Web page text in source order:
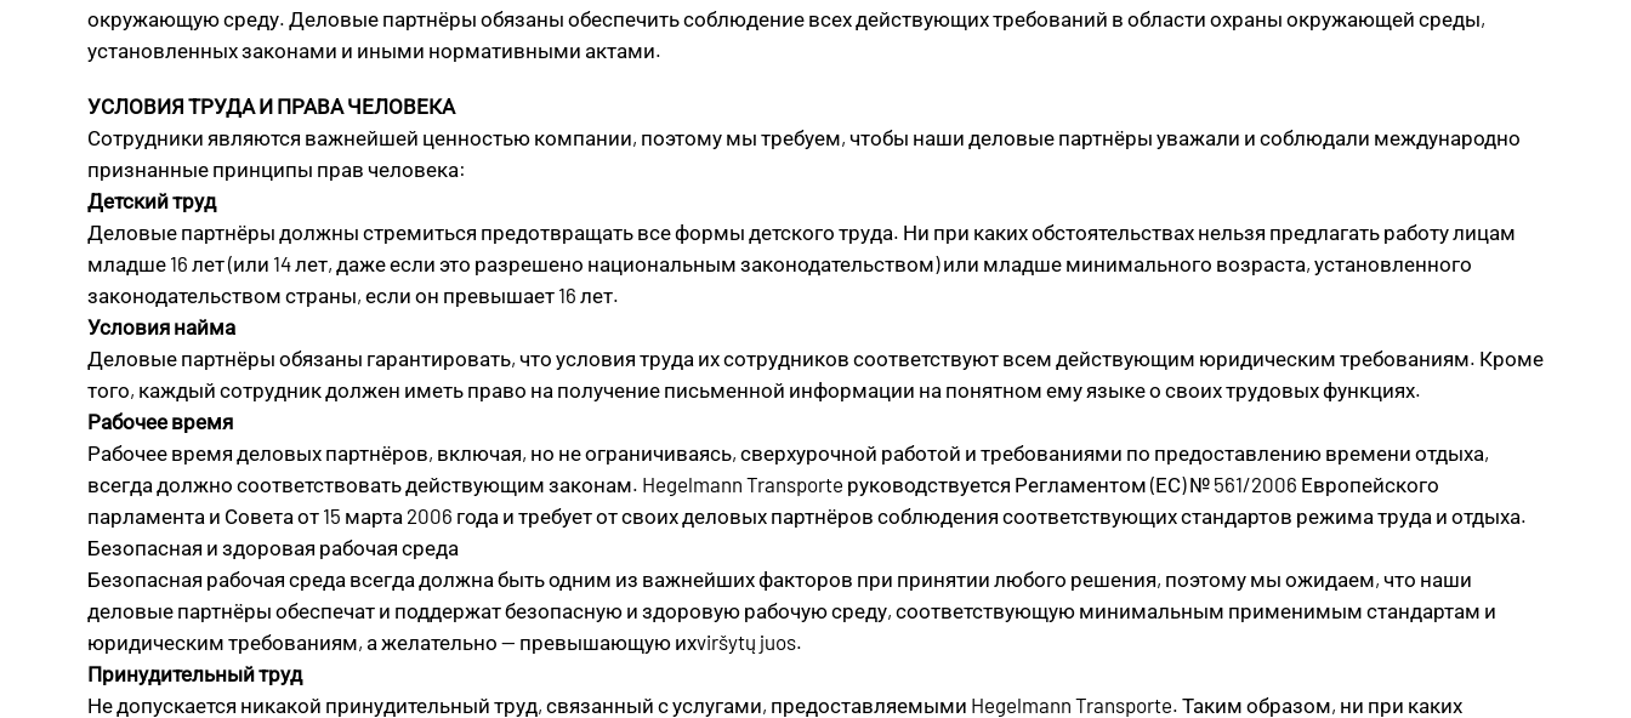
окружающую среду. Деловые партнёры обязаны обеспечить соблюдение всех действующих требований в области охраны окружающей среды,
установленных законами и иными нормативными актами.
УСЛОВИЯ ТРУДА И ПРАВА ЧЕЛОВЕКА
Сотрудники являются важнейшей ценностью компании, поэтому мы требуем, чтобы наши деловые партнёры уважали и соблюдали международно
признанные принципы прав человека:
Детский труд
Деловые партнёры должны стремиться предотвращать все формы детского труда. Ни при каких обстоятельствах нельзя предлагать работу лицам
младше 16 лет (или 14 лет, даже если это разрешено национальным законодательством) или младше минимального возраста, установленного
законодательством страны, если он превышает 16 лет.
Условия найма
Деловые партнёры обязаны гарантировать, что условия труда их сотрудников соответствуют всем действующим юридическим требованиям. Кроме
того, каждый сотрудник должен иметь право на получение письменной информации на понятном ему языке о своих трудовых функциях.
Рабочее время
Рабочее время деловых партнёров, включая, но не ограничиваясь, сверхурочной работой и требованиями по предоставлению времени отдыха,
всегда должно соответствовать действующим законам. Hegelmann Transporte руководствуется Регламентом (ЕС) № 561/2006 Европейского
парламента и Совета от 15 марта 2006 года и требует от своих деловых партнёров соблюдения соответствующих стандартов режима труда и отдыха.
Безопасная и здоровая рабочая среда
Безопасная рабочая среда всегда должна быть одним из важнейших факторов при принятии любого решения, поэтому мы ожидаем, что наши
деловые партнёры обеспечат и поддержат безопасную и здоровую рабочую среду, соответствующую минимальным применимым стандартам и
юридическим требованиям, а желательно — превышающую ихviršytų juos.
Принудительный труд
Не допускается никакой принудительный труд, связанный с услугами, предоставляемыми Hegelmann Transporte. Таким образом, ни при каких